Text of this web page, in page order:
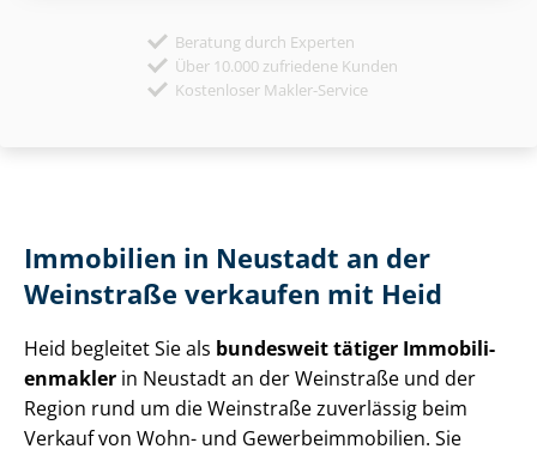
Beratung durch Experten
Über 10.000 zufriedene Kunden
Kostenloser Makler-Service
Immobilien in Neustadt an der
Weinstraße verkaufen mit Heid
Heid begleitet Sie als bundesweit tätiger Im­mo­bi­li­
en­mak­ler in Neustadt an der Weinstraße und der
Region rund um die Weinstraße zuverlässig beim
Verkauf von Wohn- und Ge­wer­be­im­mo­bi­li­en. Sie